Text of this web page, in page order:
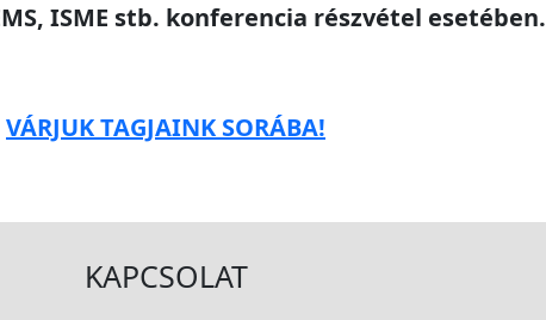
ISME stb. konferencia részvétel esetében.
VÁRJUK TAGJAINK SORÁBA!
KAPCSOLAT